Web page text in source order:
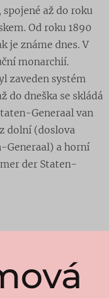
až do roku
Od roku 1890
je známe dnes. V
monarchií.
zaveden systém
do dneška se skládá
Generaal van
dolní (doslova
Generaal) a horní
der Staten-